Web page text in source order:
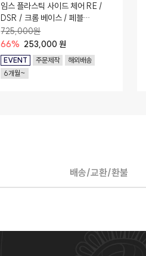
임스 플라스틱 사이드 체어 RE /
DSR / 크롬 베이스 / 페블
(Recycled Plastic 버전)
725,000원
66% 253,000 원
EVENT 주문제작
해외배송
6개월~
배송/교환/환불